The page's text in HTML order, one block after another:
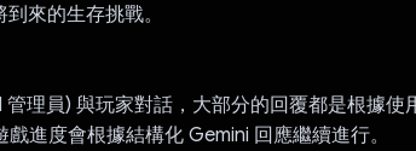
來的生存挑戰。
管理員) 與玩家對話，大部分的回覆都是根據使
進度會根據結構化 Gemini 回應繼續進行。